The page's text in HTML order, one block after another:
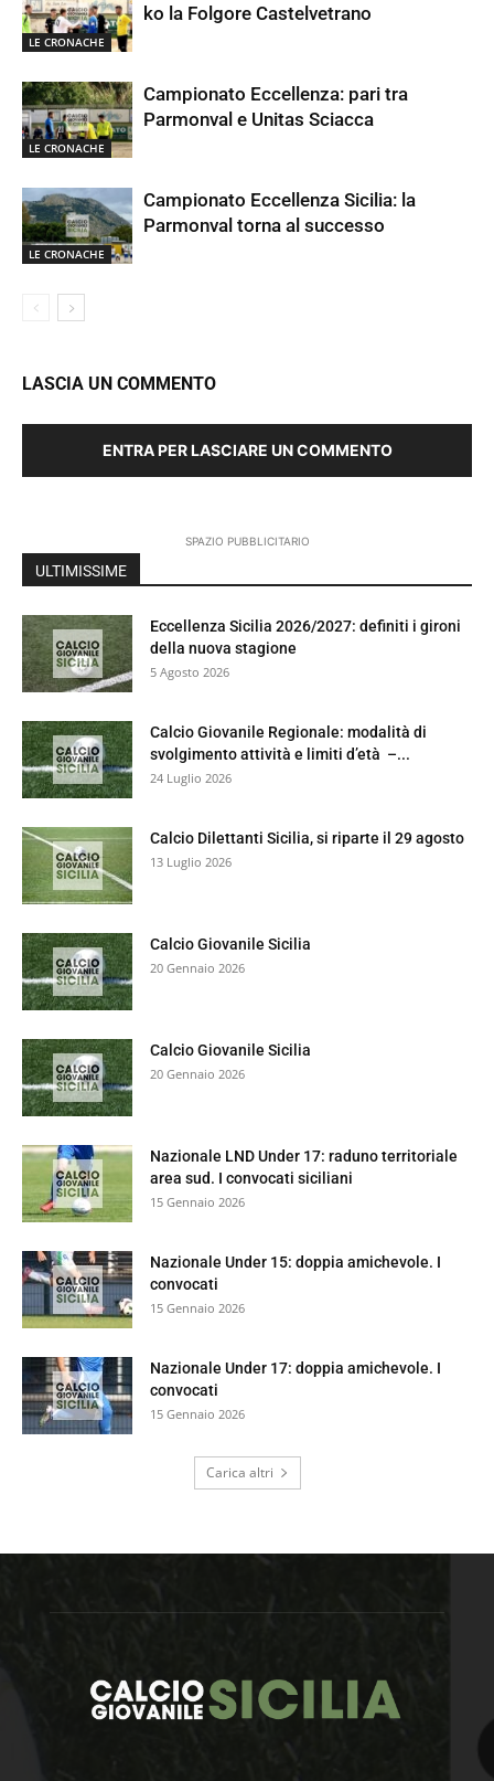
LE CRONACHE
ko la Folgore Castelvetrano
LE CRONACHE
Campionato Eccellenza: pari tra
Parmonval e Unitas Sciacca
LE CRONACHE
Campionato Eccellenza Sicilia: la
Parmonval torna al successo
LASCIA UN COMMENTO
ENTRA PER LASCIARE UN COMMENTO
SPAZIO PUBBLICITARIO
ULTIMISSIME
Eccellenza Sicilia 2026/2027: definiti i gironi
della nuova stagione
5 Agosto 2026
Calcio Giovanile Regionale: modalità di
svolgimento attività e limiti d’età –...
24 Luglio 2026
Calcio Dilettanti Sicilia, si riparte il 29 agosto
13 Luglio 2026
Calcio Giovanile Sicilia
20 Gennaio 2026
Calcio Giovanile Sicilia
20 Gennaio 2026
Nazionale LND Under 17: raduno territoriale
area sud. I convocati siciliani
15 Gennaio 2026
Nazionale Under 15: doppia amichevole. I
convocati
15 Gennaio 2026
Nazionale Under 17: doppia amichevole. I
convocati
15 Gennaio 2026
Carica altri